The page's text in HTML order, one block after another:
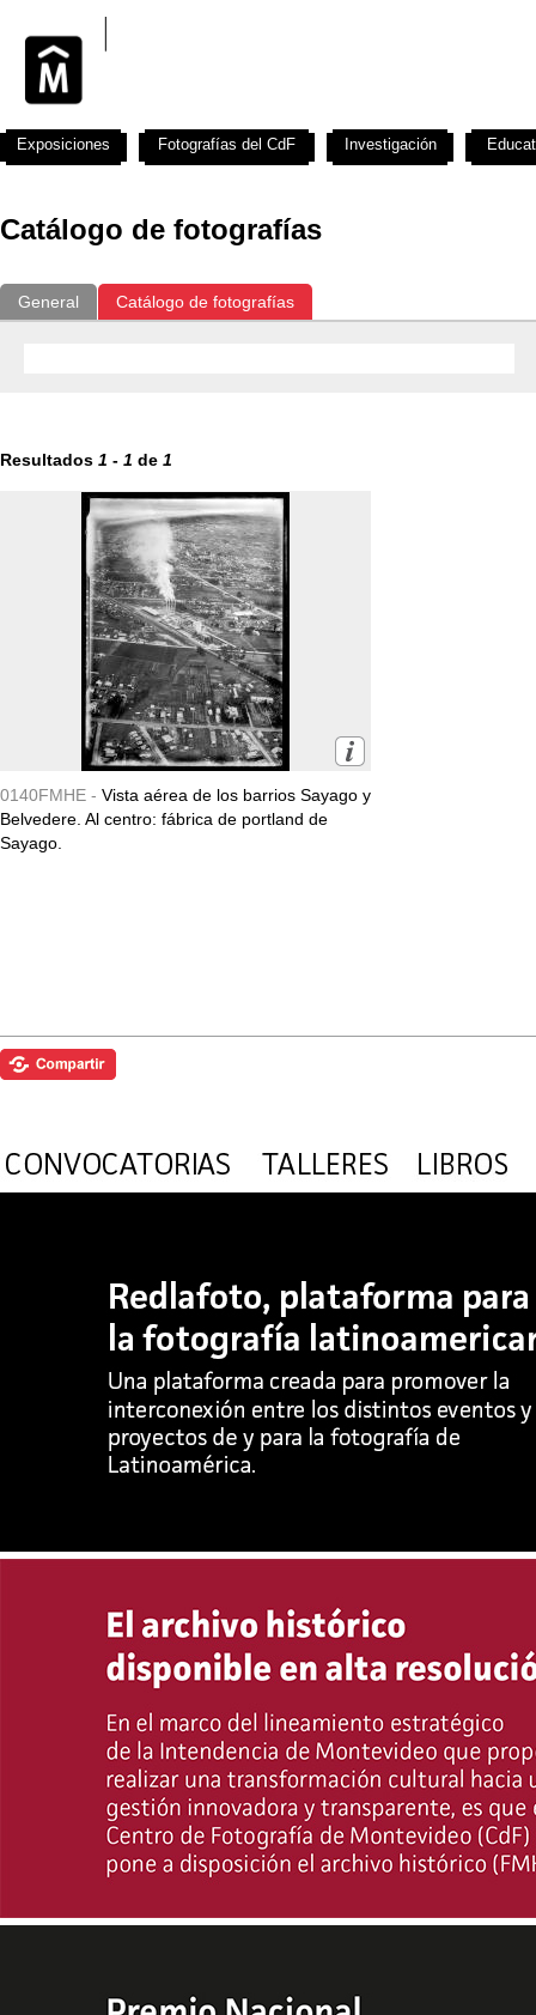
Catálogo de fotografías
General Catálogo de fotografías
Resultados 1 - 1 de 1
0140FMHE - Vista aérea de los barrios Sayago y
Belvedere. Al centro: fábrica de portland de
Sayago.
Exposiciones Fotografías del CdF Investigación